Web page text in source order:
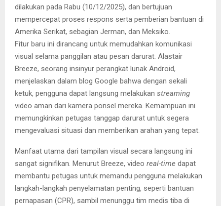
dilakukan pada Rabu (10/12/2025), dan bertujuan
mempercepat proses respons serta pemberian bantuan di
Amerika Serikat, sebagian Jerman, dan Meksiko.
Fitur baru ini dirancang untuk memudahkan komunikasi
visual selama panggilan atau pesan darurat. Alastair
Breeze, seorang insinyur perangkat lunak Android,
menjelaskan dalam blog Google bahwa dengan sekali
ketuk, pengguna dapat langsung melakukan streaming
video aman dari kamera ponsel mereka. Kemampuan ini
memungkinkan petugas tanggap darurat untuk segera
mengevaluasi situasi dan memberikan arahan yang tepat.
Manfaat utama dari tampilan visual secara langsung ini
sangat signifikan. Menurut Breeze, video real-time dapat
membantu petugas untuk memandu pengguna melakukan
langkah-langkah penyelamatan penting, seperti bantuan
pernapasan (CPR), sambil menunggu tim medis tiba di